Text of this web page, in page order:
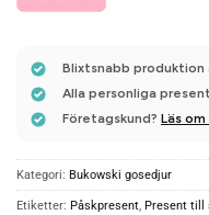
Blixtsnabb produktion
Alla personliga
Företagskund?Läs
Kategori: Bukowski gosedjur
Etiketter: Påskpresent, Present till